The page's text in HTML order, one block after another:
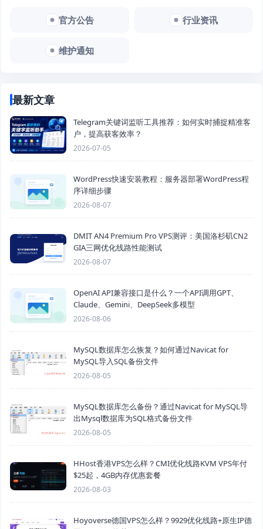
官方公告 行业资讯
维护通知
最新文章
Telegram关键词监听工具推荐：如何实时捕捉精准客
户，提高获客效率？
2026-07-05
WordPress快速安装教程：服务器部署WordPress程
序详细步骤
2026-08-07
DMIT AN4 Premium Pro VPS测评：美国洛杉矶CN2
GIA三网优化线路性能测试
2026-08-07
OpenAI API兼容接口是什么？一个API调用GPT、
Claude、Gemini、DeepSeek多模型
2026-08-06
MySQL数据库怎么恢复？如何通过Navicat for
MySQL导入SQL备份文件
2026-08-05
MySQL数据库怎么备份？通过Navicat for MySQL导
出Mysql数据库为SQL格式备份文件
2026-08-05
HHost香港VPS怎么样？CMI优化线路KVM VPS年付
$25起，4GB内存优惠套餐
2026-08-03
Hoyoverse德国VPS怎么样？9929优化线路+原生IP德